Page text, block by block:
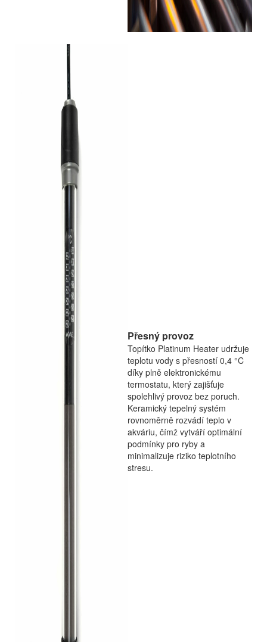
Přesný provoz
Topítko Platinum Heater udržuje
teplotu vody s přesností 0,4 °C
díky plně elektronickému
termostatu, který zajišťuje
spolehlivý provoz bez poruch.
Keramický tepelný systém
rovnoměrně rozvádí teplo v
akváriu, čímž vytváří optimální
podmínky pro ryby a
minimalizuje riziko teplotního
stresu.